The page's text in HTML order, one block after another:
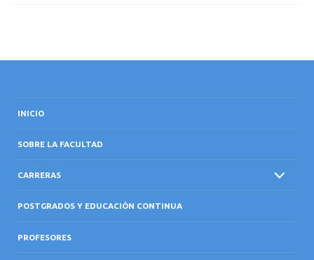
INICIO
SOBRE LA FACULTAD
CARRERAS
POSTGRADOS Y EDUCACIÓN CONTINUA
PROFESORES